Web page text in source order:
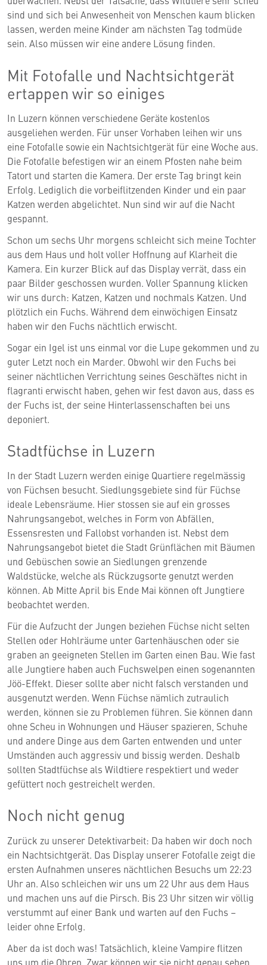
sind und sich bei Anwesenheit von Menschen kaum blicken
lassen, werden meine Kinder am nächsten Tag todmüde
sein. Also müssen wir eine andere Lösung finden.
Mit Fotofalle und Nachtsichtgerät
ertappen wir so einiges
In Luzern können verschiedene Geräte kostenlos
ausgeliehen werden. Für unser Vorhaben leihen wir uns
eine Fotofalle sowie ein Nachtsichtgerät für eine Woche aus.
Die Fotofalle befestigen wir an einem Pfosten nahe beim
Tatort und starten die Kamera. Der erste Tag bringt kein
Erfolg. Lediglich die vorbeiflitzenden Kinder und ein paar
Katzen werden abgelichtet. Nun sind wir auf die Nacht
gespannt.
Schon um sechs Uhr morgens schleicht sich meine Tochter
aus dem Haus und holt voller Hoffnung auf Klarheit die
Kamera. Ein kurzer Blick auf das Display verrät, dass ein
paar Bilder geschossen wurden. Voller Spannung klicken
wir uns durch: Katzen, Katzen und nochmals Katzen. Und
plötzlich ein Fuchs. Während dem einwöchigen Einsatz
haben wir den Fuchs nächtlich erwischt.
Sogar ein Igel ist uns einmal vor die Lupe gekommen und zu
guter Letzt noch ein Marder. Obwohl wir den Fuchs bei
seiner nächtlichen Verrichtung seines Geschäftes nicht in
flagranti erwischt haben, gehen wir fest davon aus, dass es
der Fuchs ist, der seine Hinterlassenschaften bei uns
deponiert.
Stadtfüchse in Luzern
In der Stadt Luzern werden einige Quartiere regelmässig
von Füchsen besucht. Siedlungsgebiete sind für Füchse
ideale Lebensräume. Hier stossen sie auf ein grosses
Nahrungsangebot, welches in Form von Abfällen,
Essensresten und Fallobst vorhanden ist. Nebst dem
Nahrungsangebot bietet die Stadt Grünflächen mit Bäumen
und Gebüschen sowie an Siedlungen grenzende
Waldstücke, welche als Rückzugsorte genutzt werden
können. Ab Mitte April bis Ende Mai können oft Jungtiere
beobachtet werden.
Für die Aufzucht der Jungen beziehen Füchse nicht selten
Stellen oder Hohlräume unter Gartenhäuschen oder sie
graben an geeigneten Stellen im Garten einen Bau. Wie fast
alle Jungtiere haben auch Fuchswelpen einen sogenannten
Jöö-Effekt. Dieser sollte aber nicht falsch verstanden und
ausgenutzt werden. Wenn Füchse nämlich zutraulich
werden, können sie zu Problemen führen. Sie können dann
ohne Scheu in Wohnungen und Häuser spazieren, Schuhe
und andere Dinge aus dem Garten entwenden und unter
Umständen auch aggressiv und bissig werden. Deshalb
sollten Stadtfüchse als Wildtiere respektiert und weder
gefüttert noch gestreichelt werden.
Noch nicht genug
Zurück zu unserer Detektivarbeit: Da haben wir doch noch
ein Nachtsichtgerät. Das Display unserer Fotofalle zeigt die
ersten Aufnahmen unseres nächtlichen Besuchs um 22:23
Uhr an. Also schleichen wir uns um 22 Uhr aus dem Haus
und machen uns auf die Pirsch. Bis 23 Uhr sitzen wir völlig
verstummt auf einer Bank und warten auf den Fuchs –
leider ohne Erfolg.
Aber da ist doch was! Tatsächlich, kleine Vampire flitzen
uns um die Ohren. Zwar können wir sie nicht genau sehen,